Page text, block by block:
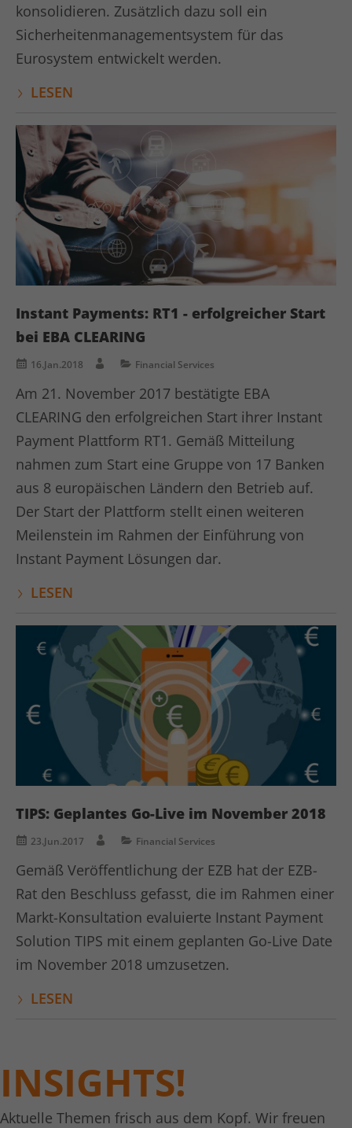
konsolidieren. Zusätzlich dazu soll ein
Sicherheitenmanagementsystem für das
Eurosystem entwickelt werden.
LESEN
Instant Payments: RT1 - erfolgreicher Start
bei EBA CLEARING
16.Jan.2018 Financial Services
Am 21. November 2017 bestätigte EBA
CLEARING den erfolgreichen Start ihrer Instant
Payment Plattform RT1. Gemäß Mitteilung
nahmen zum Start eine Gruppe von 17 Banken
aus 8 europäischen Ländern den Betrieb auf.
Der Start der Plattform stellt einen weiteren
Meilenstein im Rahmen der Einführung von
Instant Payment Lösungen dar.
LESEN
TIPS: Geplantes Go-Live im November 2018
23.Jun.2017 Financial Services
Gemäß Veröffentlichung der EZB hat der EZB-
Rat den Beschluss gefasst, die im Rahmen einer
Markt-Konsultation evaluierte Instant Payment
Solution TIPS mit einem geplanten Go-Live Date
im November 2018 umzusetzen.
LESEN
INSIGHTS!
Aktuelle Themen frisch aus dem Kopf. Wir freuen